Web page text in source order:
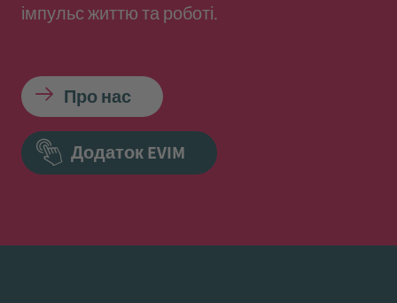
імпульс життю та роботі.
Про нас
Додаток EVIM